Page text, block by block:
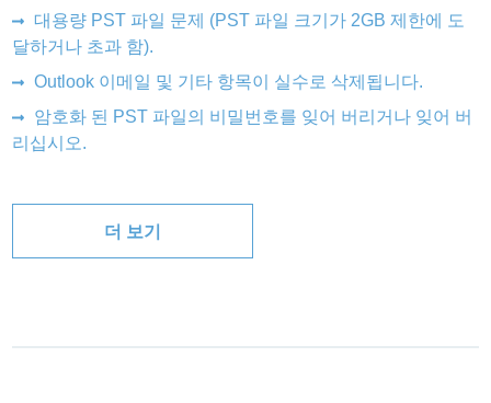
대용량 PST 파일 문제 (PST 파일 크기가 2GB 제한에 도
달하거나 초과 함).
Outlook 이메일 및 기타 항목이 실수로 삭제됩니다.
암호화 된 PST 파일의 비밀번호를 잊어 버리거나 잊어 버
리십시오.
더 보기